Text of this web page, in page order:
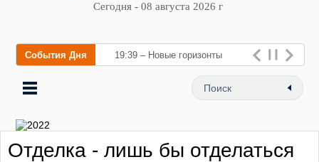
Сегодня - 08 августа 2026 г
События Дня 19:39 – Новые горизонты
флебологии: в Москве
открылся «Городской центр
заболеваний в
Отделка - лишь бы отделаться